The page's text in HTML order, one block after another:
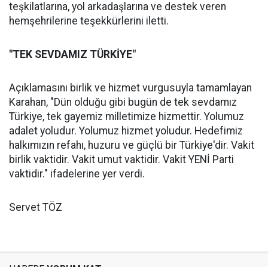
teşkilatlarına, yol arkadaşlarına ve destek veren
hemşehrilerine teşekkürlerini iletti.
"TEK SEVDAMIZ TÜRKİYE"
Açıklamasını birlik ve hizmet vurgusuyla tamamlayan
Karahan, "Dün olduğu gibi bugün de tek sevdamız
Türkiye, tek gayemiz milletimize hizmettir. Yolumuz
adalet yoludur. Yolumuz hizmet yoludur. Hedefimiz
halkımızın refahı, huzuru ve güçlü bir Türkiye'dir. Vakit
birlik vaktidir. Vakit umut vaktidir. Vakit YENİ Parti
vaktidir." ifadelerine yer verdi.
Servet TÖZ